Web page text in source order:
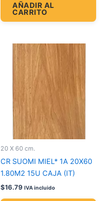
AÑADIR AL
CARRITO
20 X 60 cm.
CR SUOMI MIEL* 1A 20X60
1.80M2 15U CAJA (IT)
$16.79 IVA incluido